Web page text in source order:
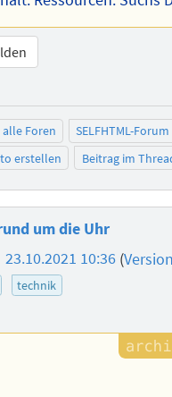
alle Foren
SELFHTML-Forum
erstellen
Beitrag im
um die Uhr
23.10.2021 10:36 (
technik